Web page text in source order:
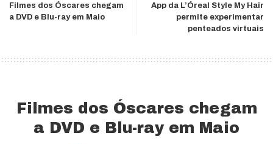
Filmes dos Óscares chegam
a DVD e Blu-ray em Maio
App da L’Óreal Style My Hair
permite experimentar
penteados virtuais
Filmes dos Óscares chegam
a DVD e Blu-ray em Maio